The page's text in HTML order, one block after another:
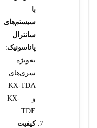
با
سیستم‌های
سانترال
پاناسونیک:
به‌ویژه
سری‌های
KX-TDA
و KX-
TDE.
کیفیت